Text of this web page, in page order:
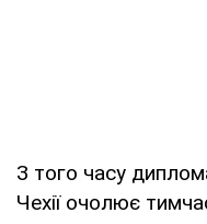
З того часу
Чехії очолює